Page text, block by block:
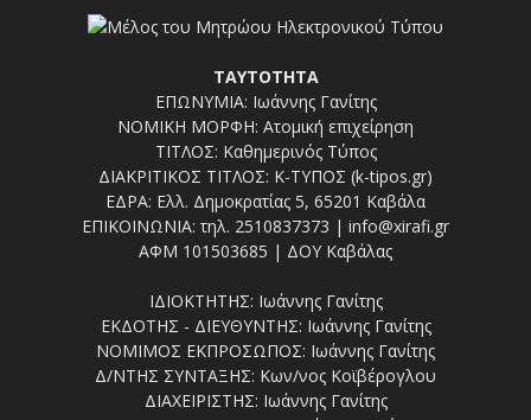
ΤΑΥΤΟΤΗΤΑ
ΕΠΩΝΥΜΙΑ: Ιωάννης Γανίτης
ΝΟΜΙΚΗ ΜΟΡΦΗ: Ατομική επιχείρηση
ΤΙΤΛΟΣ: Καθημερινός Τύπος
ΔΙΑΚΡΙΤΙΚΟΣ ΤΙΤΛΟΣ: Κ-ΤΥΠΟΣ (k-tipos.gr)
ΕΔΡΑ: Ελλ. Δημοκρατίας 5, 65201 Καβάλα
ΕΠΙΚΟΙΝΩΝΙΑ: τηλ. 2510837373 | info@xirafi.gr
ΑΦΜ 101503685 | ΔΟΥ Καβάλας
ΙΔΙΟΚΤΗΤΗΣ: Ιωάννης Γανίτης
ΕΚΔΟΤΗΣ - ΔΙΕΥΘΥΝΤΗΣ: Ιωάννης Γανίτης
ΝΟΜΙΜΟΣ ΕΚΠΡΟΣΩΠΟΣ: Ιωάννης Γανίτης
Δ/ΝΤΗΣ ΣΥΝΤΑΞΗΣ: Κων/νος Κοϊβέρογλου
ΔΙΑΧΕΙΡΙΣΤΗΣ: Ιωάννης Γανίτης